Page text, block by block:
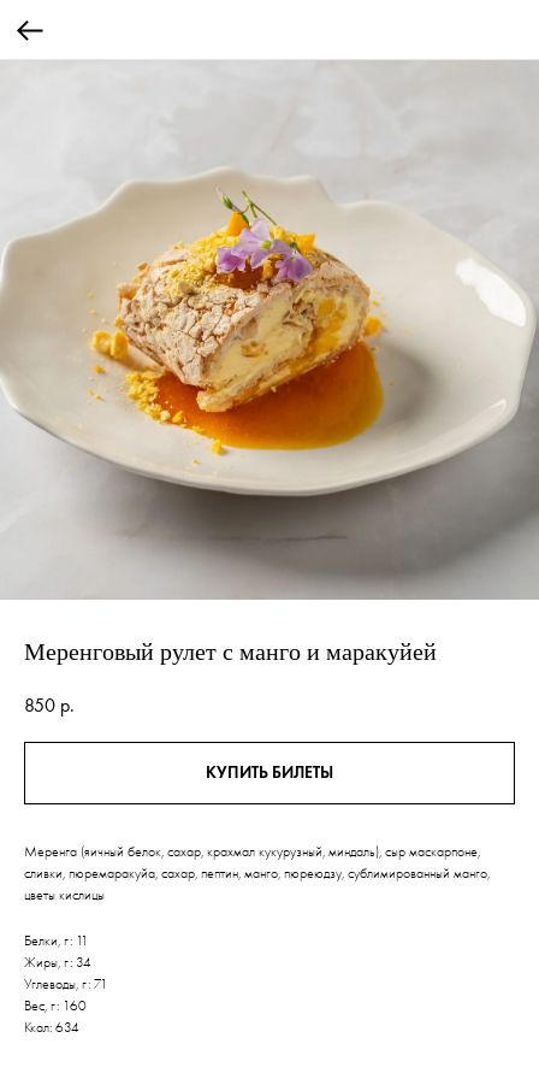
Меренговый рулет с манго и маракуйей
850 р.
КУПИТЬ БИЛЕТЫ
Меренга (яичный белок, сахар, крахмал кукурузный, миндаль), сыр маскарпоне,
сливки, пюремаракуйа, сахар, пептин, манго, пюреюдзу, сублимированный манго,
цветы кислицы
Белки, г: 11
Жиры, г: 34
Углеводы, г: 71
Вес, г: 160
Ккал: 634